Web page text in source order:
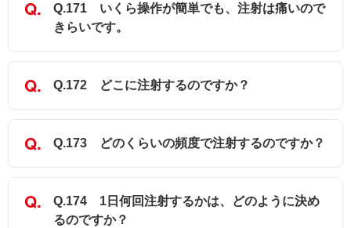
Q.171 いくら操作が簡単でも、注射は痛いので
きらいです。
Q.172 どこに注射するのですか？
Q.173 どのくらいの頻度で注射するのですか？
Q.174 1日何回注射するかは、どのように決め
るのですか？